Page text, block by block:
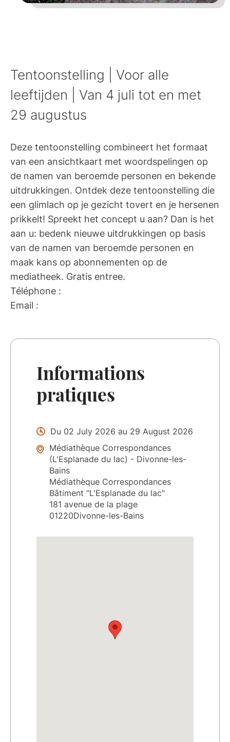
Tentoonstelling | Voor alle
leeftijden | Van 4 juli tot en met
29 augustus
Deze tentoonstelling combineert het formaat
van een ansichtkaart met woordspelingen op
de namen van beroemde personen en bekende
uitdrukkingen. Ontdek deze tentoonstelling die
een glimlach op je gezicht tovert en je hersenen
prikkelt! Spreekt het concept u aan? Dan is het
aan u: bedenk nieuwe uitdrukkingen op basis
van de namen van beroemde personen en
maak kans op abonnementen op de
mediatheek. Gratis entree.
Téléphone :
Email :
Informations
pratiques
Du 02 July 2026 au 29 August 2026
Médiathèque Correspondances
(L'Esplanade du lac) - Divonne-les-
Bains
Médiathèque Correspondances
Bâtiment "L'Esplanade du lac"
181 avenue de la plage
01220Divonne-les-Bains